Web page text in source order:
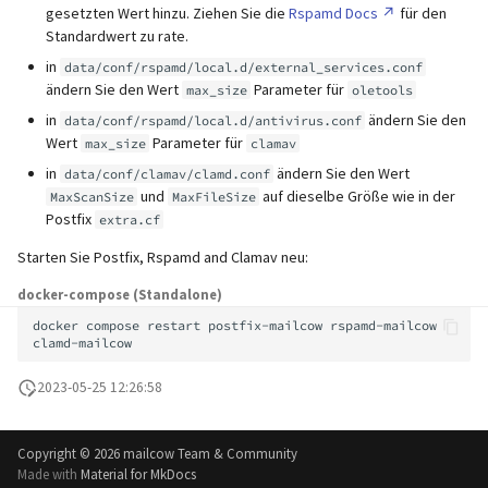
s
i
Lokaler MTA auf Docker-Host
Logging
MTA-STS einrichten
Reverse Proxy
unterstützt)
Pangolin (von der
unterstützt)
SNAT
SafeBrowsing
Logs
Manuelles MySQL-Upgrade
Abgestürzte Aria-Speicher-
Engine wiederherstellen
Erneutes Senden von
Quarantäne-
Benachrichtigungen
Passwörter zurücksetzen
(inkl. SQL)
TLS-Zertifikate zurücksetzen
Pushover
Spamfilter
Sub-Adressierung
Tags (für Domains und
Mailboxen)
Temporäre E-Mail-Aliase
Zwei-Faktor Authentifizierung
WebAuthn / FIDO2
Keycloak
IMAP IDLE-Intervall
Verzögertes Löschen (Dovecot
Plugin)
Mail crypt
Weitere Beispiele mit
DOVEADM
Maildir verschieben (vmail)
Performance Optimierungen
Öffentliche Ordner
Statischer Hauptbenutzer
Manuelle Konfiguration
Mailman 3
Mailpiler Integration
Nextcloud
Portainer
Roundcube
Prometheus Exporter
gesetzten Wert hinzu. Ziehen Sie dieRspamd Docs
für den
Standardwert zu rate.
in data/conf/rspamd/local.d/external_services.conf
ändern Sie den Wert max_size Parameter für oletools
in data/conf/rspamd/local.d/antivirus.conf ändern Sie den
Wert max_size Parameter für clamav
in data/conf/clamav/clamd.conf ändern Sie den Wert
MaxScanSize und MaxFileSize auf dieselbe Größe wie in der
Postfix extra.cf
Starten Sie Postfix, Rspamd and Clamav neu:
docker-compose (Standalone)
docker compose restart postfix-mailcow rspamd-mailcow
2023-05-25 12:26:58
Copyright © 2026 mailcow Team & Community
Made with Material for MkDocs